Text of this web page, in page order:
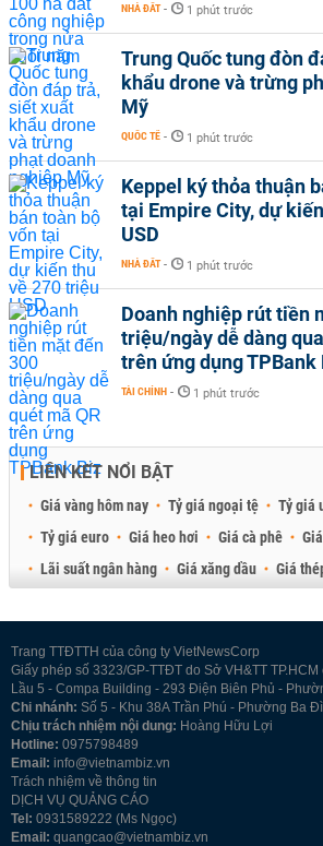
NHÀ ĐẤT - 1 phút trước
Trung Quốc tung đòn
khẩu drone và trừng
Mỹ
QUỐC TẾ - 1 phút trước
Keppel ký thỏa thuận
tại Empire City, dự
USD
NHÀ ĐẤT - 1 phút trước
Doanh nghiệp rút tiền
triệu/ngày dễ dàng
trên ứng dụng TPBank
TÀI CHÍNH - 1 phút trước
LIÊN KẾT NỔI BẬT
Giá vàng hôm nay Tỷ giá ngoại tệ Tỷ giá
Tỷ giá euro
Giá heo hơi Giá cà phê
Lãi suất ngân hàng
Giá xăng dầu
Giá
Trang TTĐTTH của công ty VietNewsCorp
Giấy phép số 3323/GP-TTĐT do Sở VH&TT
Lầu 5 - Compa Building - 293 Điện Biên Phủ -
Chi nhánh: Số 5 - Khu 38A Trần Phú - Phường Ba
Chịu trách nhiệm nội dung: Hoàng Hữu Lợi
Hotline: 0975798489
Email: info@vietnambiz.vn
Trách nhiệm về thông tin
DỊCH VỤ QUẢNG CÁO
Tel: 0931589222 (Ms Ngọc)
Email: quangcao@vietnambiz.vn